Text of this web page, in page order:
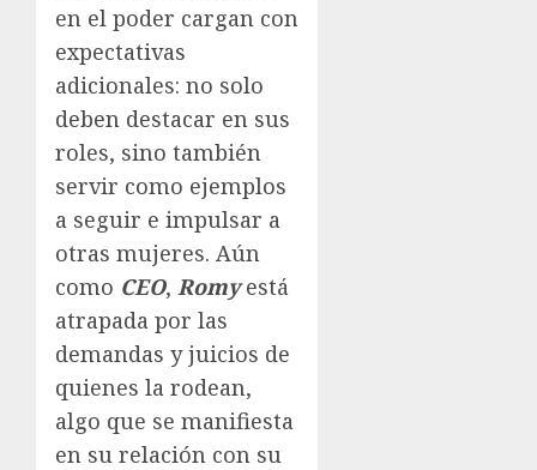
en el poder cargan con
expectativas
adicionales: no solo
deben destacar en sus
roles, sino también
servir como ejemplos
a seguir e impulsar a
otras mujeres. Aún
como CEO, Romyestá
atrapada por las
demandas y juicios de
quienes la rodean,
algo que se manifiesta
en su relación con su